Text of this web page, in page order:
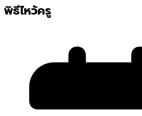
พิธีไหว้ครู